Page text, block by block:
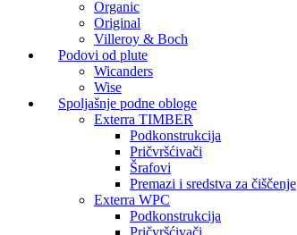
Organic
Original
Villeroy & Boch
Podovi od plute
Wicanders
Wise
Spoljašnje podne obloge
Exterra TIMBER
Podkonstrukcija
Pričvršćivači
Šrafovi
Premazi i sredstva za čiščenje
Exterra WPC
Podkonstrukcija
Pričvršćivači